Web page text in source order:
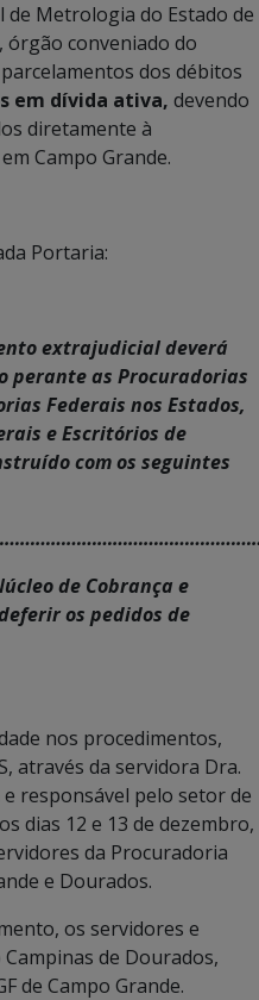
de Metrologia do Estado de
órgão conveniado do
dos débitos
em dívida ativa, devendo
diretamente à
Campo Grande.
Portaria:
extrajudicial deverá
perante as Procuradorias
Federais nos Estados,
e Escritórios de
com os seguintes
de Cobrança e
os pedidos de
nos procedimentos,
através da servidora Dra.
e responsável pelo setor de
dias 12 e 13 de dezembro,
da Procuradoria
e Dourados.
os servidores e
de Dourados,
de Campo Grande.